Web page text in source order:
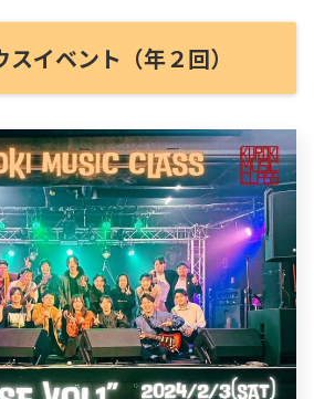
イベント（年２回）